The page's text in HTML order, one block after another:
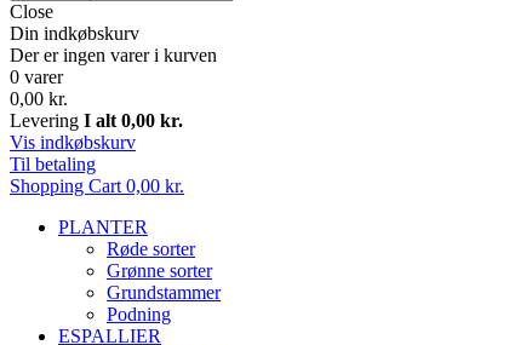
Close
Din indkøbskurv
Der er ingen varer i kurven
0 varer
0,00 kr.
Levering I alt 0,00 kr.
Vis indkøbskurv
Til betaling
Shopping Cart 0,00 kr.
PLANTER
Røde sorter
Grønne sorter
Grundstammer
Podning
ESPALLIER